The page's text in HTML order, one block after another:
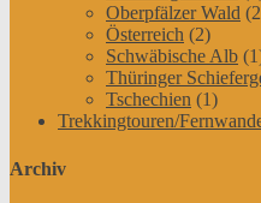
Oberpfälzer Wald
Österreich (2)
Schwäbische Alb
Thüringer
Tschechien (1)
Trekkingtouren/
Archiv